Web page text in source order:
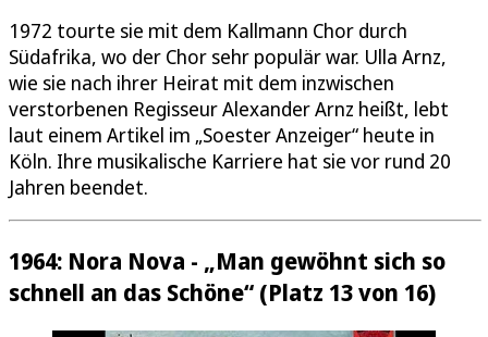
1972 tourte sie mit dem Kallmann Chor durch
Südafrika, wo der Chor sehr populär war. Ulla Arnz,
wie sie nach ihrer Heirat mit dem inzwischen
verstorbenen Regisseur Alexander Arnz heißt, lebt
laut einem Artikel im „Soester Anzeiger“ heute in
Köln. Ihre musikalische Karriere hat sie vor rund 20
Jahren beendet.
1964: Nora Nova - „Man gewöhnt sich so
schnell an das Schöne“ (Platz 13 von 16)